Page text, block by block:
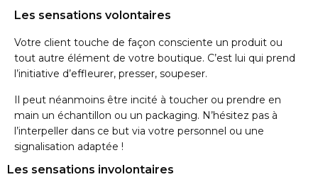
Les sensations volontaires
Votre client touche de façon consciente un produit ou
tout autre élément de votre boutique. C’est lui qui prend
l’initiative d’effleurer, presser, soupeser.
Il peut néanmoins être incité à toucher ou prendre en
main un échantillon ou un packaging. N’hésitez pas à
l’interpeller dans ce but via votre personnel ou une
signalisation adaptée !
Les sensations involontaires